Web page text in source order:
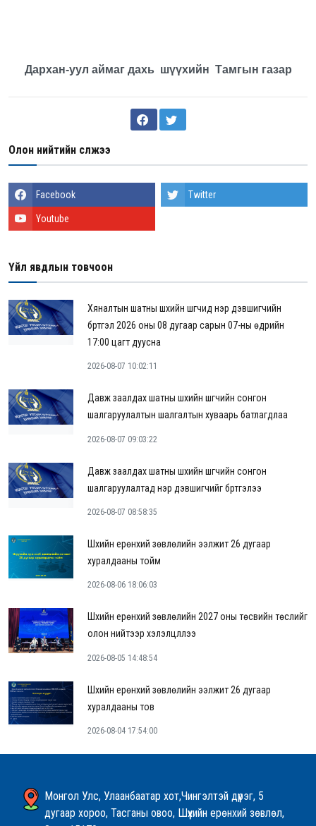
Дархан-уул аймаг дахь шүүхийн Тамгын газар
Олон нийтийн сүлжээ
Facebook Twitter
Youtube
Үйл явдлын товчоон
Хяналтын шатны шүүхийн шүүгчид нэр дэвшигчийн
бүртгэл 2026 оны 08 дугаар сарын 07-ны өдрийн
17:00 цагт дуусна
2026-08-07 10:02:11
Давж заалдах шатны шүүхийн шүүгчийн сонгон
шалгаруулалтын шалгалтын хуваарь батлагдлаа
2026-08-07 09:03:22
Давж заалдах шатны шүүхийн шүүгчийн сонгон
шалгаруулалтад нэр дэвшигчийг бүртгэлээ
2026-08-07 08:58:35
Шүүхийн ерөнхий зөвлөлийн ээлжит 26 дугаар
хуралдааны тойм
2026-08-06 18:06:03
Шүүхийн ерөнхий зөвлөлийн 2027 оны төсвийн төслийг
олон нийтээр хэлэлцүүллээ
2026-08-05 14:48:54
Шүүхийн ерөнхий зөвлөлийн ээлжит 26 дугаар
хуралдааны тов
2026-08-04 17:54:00
Монгол Улс, Улаанбаатар хот,Чингэлтэй дүүрэг, 5
дугаар хороо, Тасганы овоо, Шүүхийн ерөнхий зөвлөл,